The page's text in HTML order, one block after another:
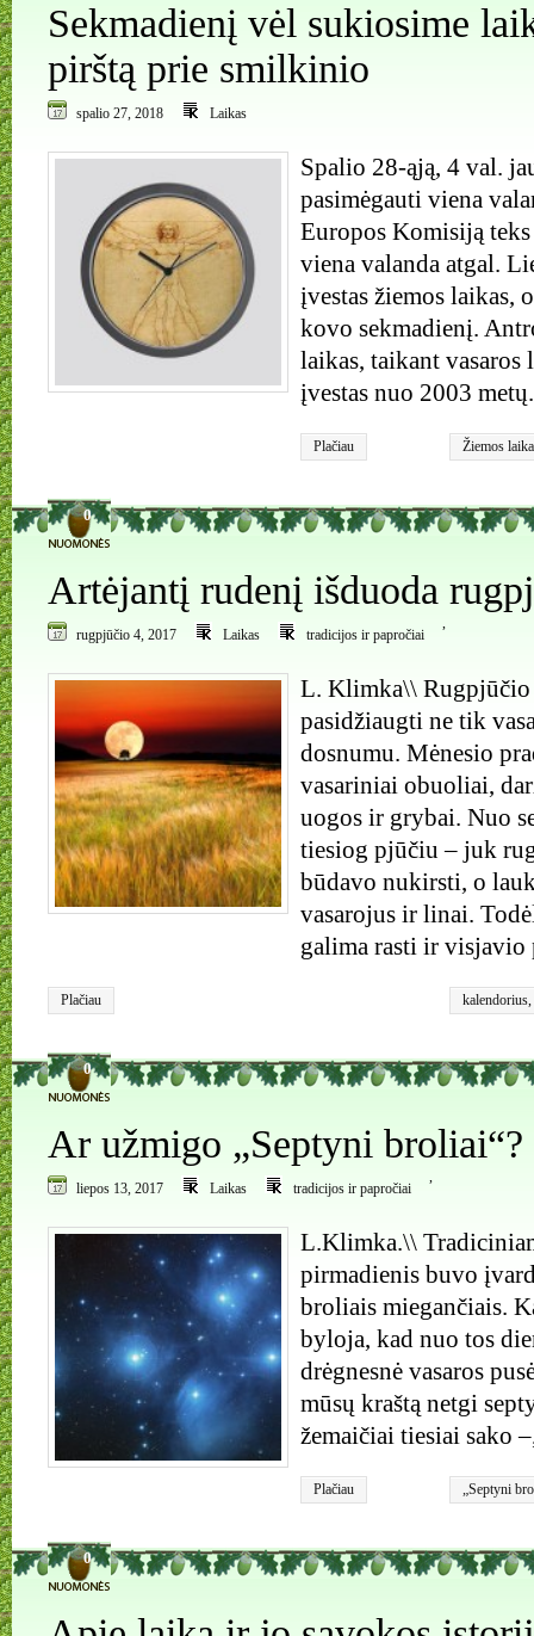
Sekmadienį vėl sukiosime
pirštą prie smilkinio
spalio 27, 2018 Laikas
Spalio 28-ąją, 4 val.
pasimėgauti viena
Europos Komisiją
viena valanda atgal.
įvestas žiemos laikas,
kovo sekmadienį.
laikas, taikant
įvestas nuo 2003 metų.
Plačiau Žiemos
0
Artėjantį rudenį išduoda
rugpjūčio 4, 2017 Laikas
,
tradicijos ir papročiai
L. Klimka\\ Rugpjūčio
pasidžiaugti ne tik
dosnumu. Mėnesio
vasariniai obuoliai,
uogos ir grybai. Nuo
tiesiog pjūčiu – juk
būdavo nukirsti, o
vasarojus ir linai.
galima rasti ir
Plačiau kalendorius,
0
Ar užmigo „Septyni broliai“?
liepos 13, 2017 Laikas
,
tradicijos ir papročiai
L.Klimka.\\
pirmadienis buvo
broliais miegančiais.
byloja, kad nuo tos
drėgnesnė vasaros
mūsų kraštą netgi
žemaičiai tiesiai sako
Plačiau „Septyni
0